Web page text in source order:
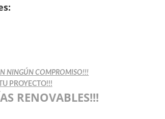
NINGÚN COMPROMISO!!!
PROYECTO!!!
RENOVABLES!!!